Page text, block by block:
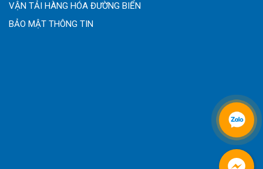
VẬN TẢI HÀNG HÓA ĐƯỜNG BIỂN
BẢO MẬT THÔNG TIN